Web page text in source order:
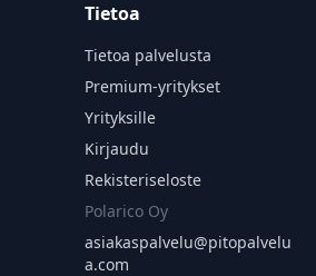
Tietoa
Tietoa palvelusta
Premium-yritykset
Yrityksille
Kirjaudu
Rekisteriseloste
Polarico Oy
asiakaspalvelu@pitopalvelu
a.com